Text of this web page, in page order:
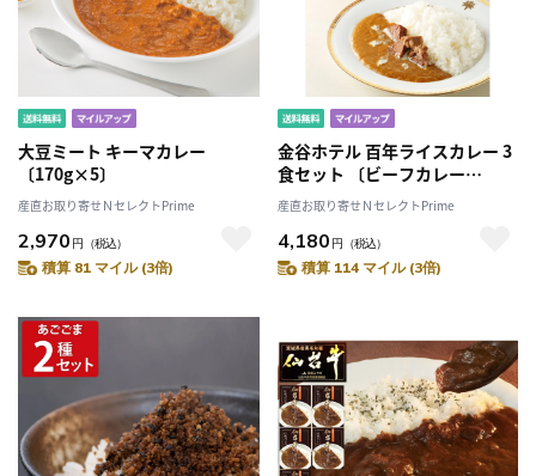
大豆ミート キーマカレー
〔170g×5〕
産直お取り寄せＮセレクトPrime
2,970 円 （税込）
積算 81 マイル (3倍)
金谷ホテル 百年ライスカレー 3
食セット 〔ビーフカレー
220g×2・チキンカレー
220g×1〕
産直お取り寄せＮセレクトPrime
4,180 円 （税込）
積算 114 マイル (3倍)